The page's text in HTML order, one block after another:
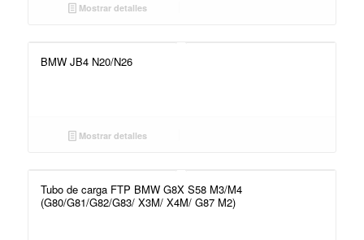
Mostrar detalles
BMW JB4 N20/N26
Mostrar detalles
Tubo de carga FTP BMW G8X S58 M3/M4
(G80/G81/G82/G83/ X3M/ X4M/ G87 M2)